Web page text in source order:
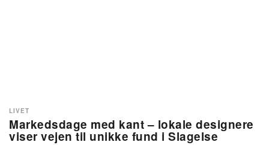
Markedsdage med kant – lokale designere
viser vejen til unikke fund i Slagelse
LIVET